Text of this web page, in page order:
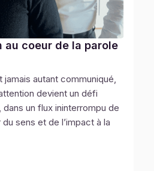
au coeur de la parole
jamais autant communiqué,
devient un défi
un flux ininterrompu de
sens et de l’impact à la